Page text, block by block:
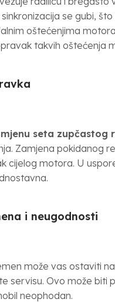
se gubi,
oštećenjima
takvih oštećenja
seta zupčastog
Zamjena pokidanog
cijelog motora. U
i neugodnosti
može vas ostaviti
servisu. Ovo može biti
neophodan.